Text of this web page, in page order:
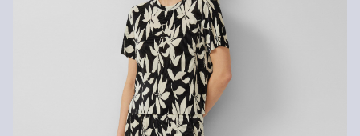
Nečistiť chlórovým bielidlom
Nevhodné do sušičky bielizne
Šetrný prací program 30°
Nečistiť chemicky
Svoj tovar nám môžete bezplatne vrátiť do 14 dní.